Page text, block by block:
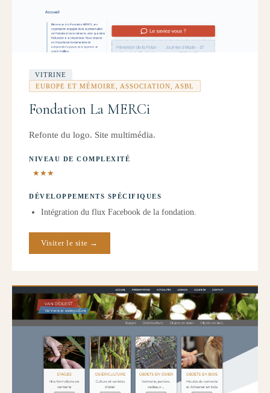
VITRINE
EUROPE ET MÉMOIRE, ASSOCIATION, ASBL
Fondation La MERCi
Refonte du logo. Site multimédia.
NIVEAU DE COMPLEXITÉ
★★★
DÉVELOPPEMENTS SPÉCIFIQUES
Intégration du flux Facebook de la fondation.
Visiter le site →